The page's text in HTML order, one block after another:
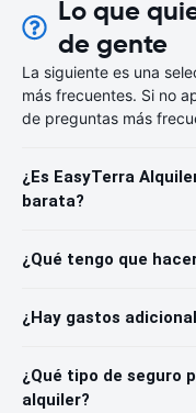
Lo que
de gente
La siguiente es una
más frecuentes. Si no
de preguntas más
¿Es EasyTerra
barata?
¿Qué tengo que
¿Hay gastos
¿Qué tipo de seguro
alquiler?